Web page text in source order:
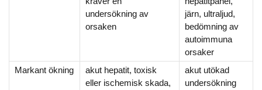
undersökning av
orsaken
järn, ultraljud,
bedömning av
autoimmuna
orsaker
Markant ökning
akut hepatit, toxisk
eller ischemisk skada,
akut utökad
undersökning